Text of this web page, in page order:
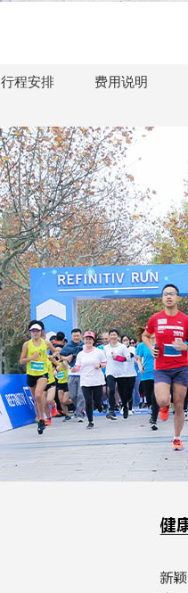
行程安排 费用说明